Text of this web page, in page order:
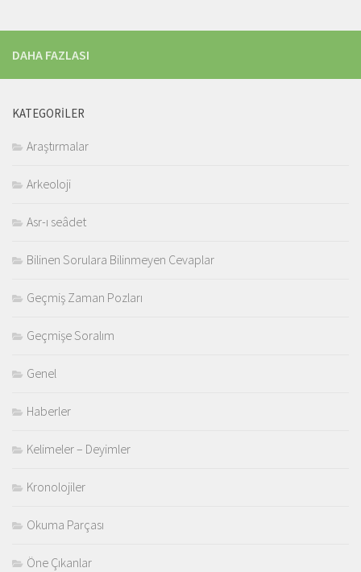
DAHA FAZLASI
KATEGORILER
Araştırmalar
Arkeoloji
Asr-ı seâdet
Bilinen Sorulara Bilinmeyen Cevaplar
Geçmiş Zaman Pozları
Geçmişe Soralım
Genel
Haberler
Kelimeler – Deyimler
Kronolojiler
Okuma Parçası
Öne Çıkanlar